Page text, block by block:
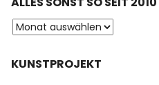
KUNSTPROJEKT